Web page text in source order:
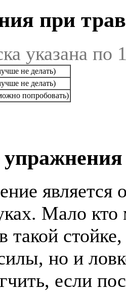
при
указана по
не делать)
не делать)
попробовать)
является
Мало кто
такой
но и
если